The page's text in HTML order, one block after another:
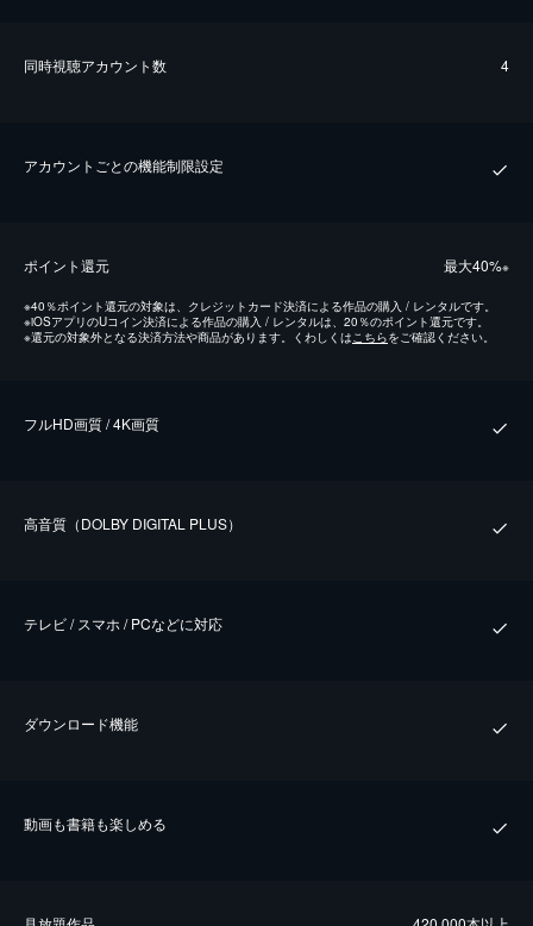
同時視聴アカウント数 4
アカウントごとの機能制限設定
ポイント還元 最⼤40%※
※40％ポイント還元の対象は、クレジットカード決済による作品の購入 / レンタルです。
※iOSアプリのUコイン決済による作品の購入 / レンタルは、20％のポイント還元です。
※還元の対象外となる決済方法や商品があります。くわしくはこちらをご確認ください。
フルHD画質 / 4K画質
⾼⾳質（DOLBY DIGITAL PLUS）
テレビ / スマホ / PCなどに対応
ダウンロード機能
動画も書籍も楽しめる